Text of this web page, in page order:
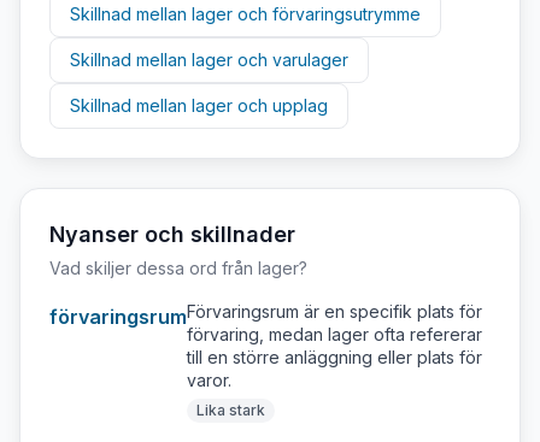
Skillnad mellan lager och förvaringsutrymme
Skillnad mellan lager och varulager
Skillnad mellan lager och upplag
Nyanser och skillnader
Vad skiljer dessa ord från lager?
förvaringsrumFörvaringsrum är en specifik plats för
förvaring, medan lager ofta refererar
till en större anläggning eller plats för
varor.
Lika stark